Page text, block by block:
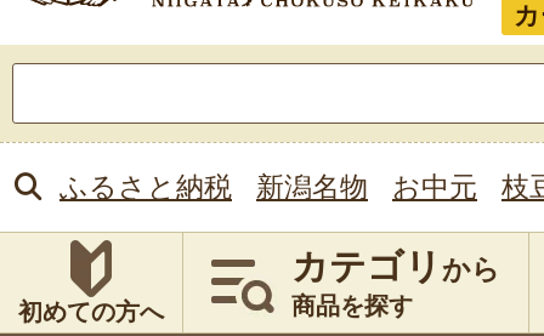
索:
ふるさと納税 新潟名物 お中元 枝
初めての方へ
カテゴリ から
商品を探す